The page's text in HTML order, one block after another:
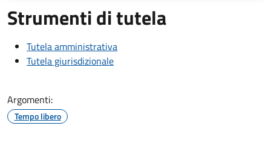
Strumenti di tutela
Tutela amministrativa
Tutela giurisdizionale
Argomenti:
Tempo libero